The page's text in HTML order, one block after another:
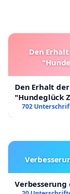
Den
Den Erhalt
"Hundeglück
702
Verbesserung